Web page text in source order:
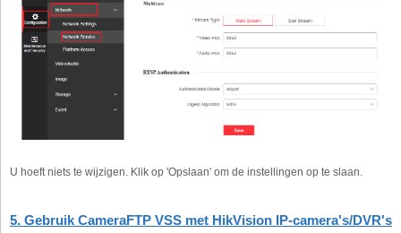
U hoeft niets te wijzigen. Klik op 'Opslaan' om de instellingen op te slaan.
5. Gebruik CameraFTP VSS met HikVision IP-camera's/DVR's